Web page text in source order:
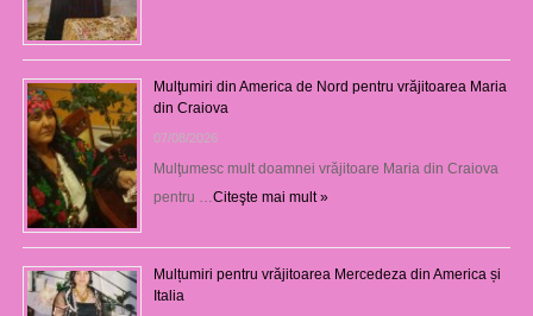
Mulţumiri din America de Nord pentru vrăjitoarea Maria
din Craiova
07/08/2026
Mulţumesc mult doamnei vrăjitoare Maria din Craiova
pentru … Citeşte mai mult »
Mulțumiri pentru vrăjitoarea Mercedeza din America și
Italia